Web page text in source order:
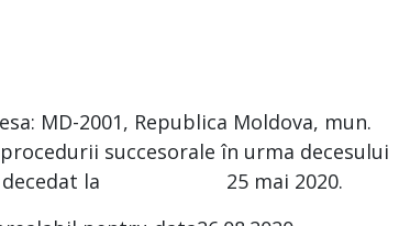
MD-2001, Republica Moldova, mun.
succesorale în urma decesului
decedat la 25 mai 2020.